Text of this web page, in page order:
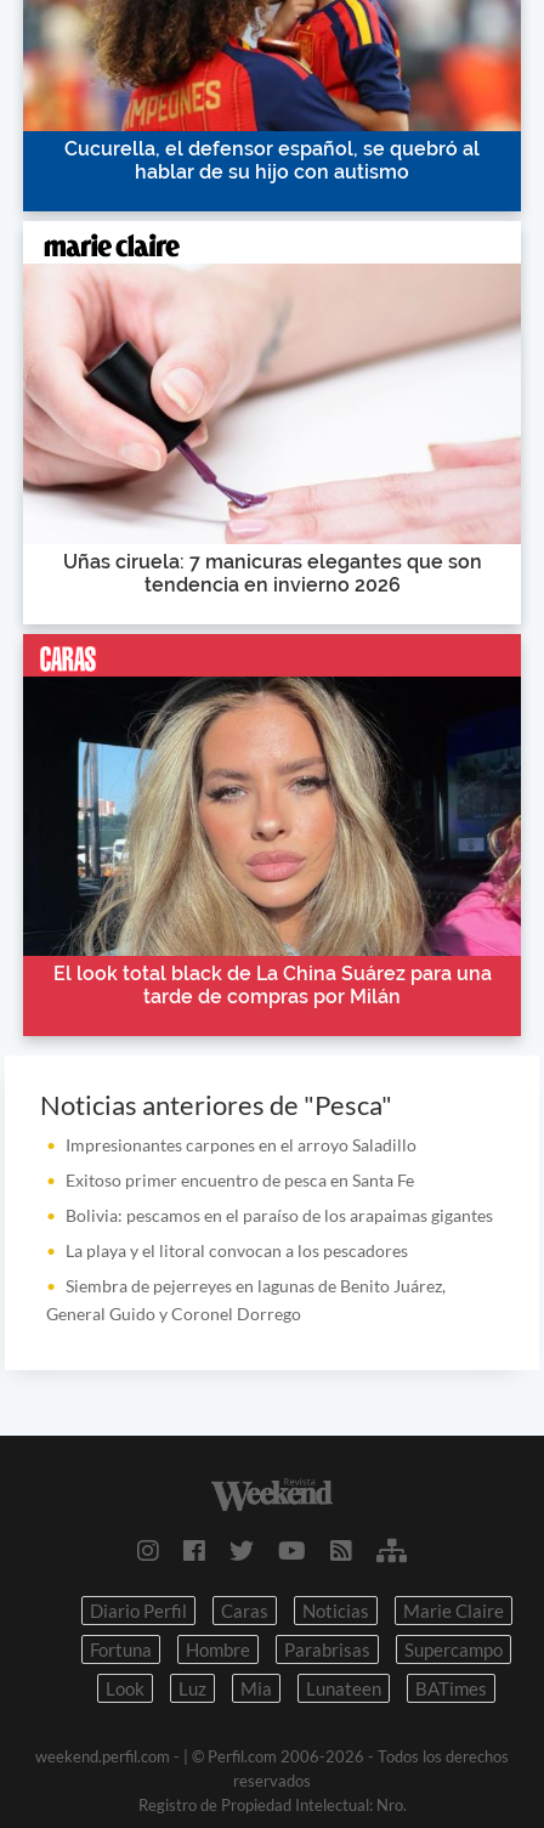
Cucurella, el defensor español, se quebró al
hablar de su hijo con autismo
Uñas ciruela: 7 manicuras elegantes que son
tendencia en invierno 2026
El look total black de La China Suárez para una
tarde de compras por Milán
Noticias anteriores de "Pesca"
Impresionantes carpones en el arroyo Saladillo
Exitoso primer encuentro de pesca en Santa Fe
Bolivia: pescamos en el paraíso de los arapaimas gigantes
La playa y el litoral convocan a los pescadores
Siembra de pejerreyes en lagunas de Benito Juárez,
General Guido y Coronel Dorrego
Diario Perfil Caras Noticias
Marie Claire
Fortuna
Hombre Parabrisas
Supercampo
Look
Luz Mia Lunateen BATimes
weekend.perfil.com -
| © Perfil.com 2006-2026 - Todos los derechos
reservados
Registro de Propiedad Intelectual: Nro.